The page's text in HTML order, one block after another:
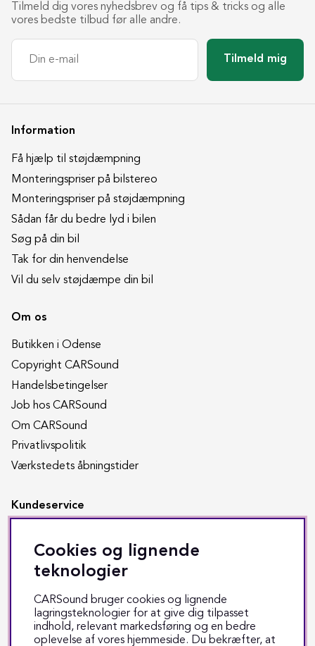
Tilmeld dig vores nyhedsbrev og få tips & tricks og alle
vores bedste tilbud før alle andre.
Tilmeld mig
Information
Få hjælp til støjdæmpning
Monteringspriser på bilstereo
Monteringspriser på støjdæmpning
Sådan får du bedre lyd i bilen
Søg på din bil
Tak for din henvendelse
Vil du selv støjdæmpe din bil
Om os
Butikken i Odense
Copyright CARSound
Handelsbetingelser
Job hos CARSound
Om CARSound
Privatlivspolitik
Værkstedets åbningstider
Kundeservice
Reparation
Fragt & levering
Track & trace
Kontakt os
Cookies og lignende
teknologier
CARSound bruger cookies og lignende
lagringsteknologier for at give dig tilpasset
indhold, relevant markedsføring og en bedre
oplevelse af vores hjemmeside. Du bekræfter, at